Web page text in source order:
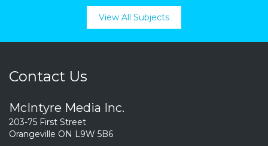
View All Subjects
Contact Us
McIntyre Media Inc.
203-75 First Street
Orangeville ON L9W 5B6